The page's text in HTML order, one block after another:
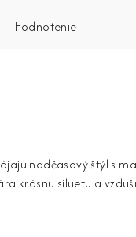
Hodnotenie
nadčasový štýl s
krásnu siluetu a